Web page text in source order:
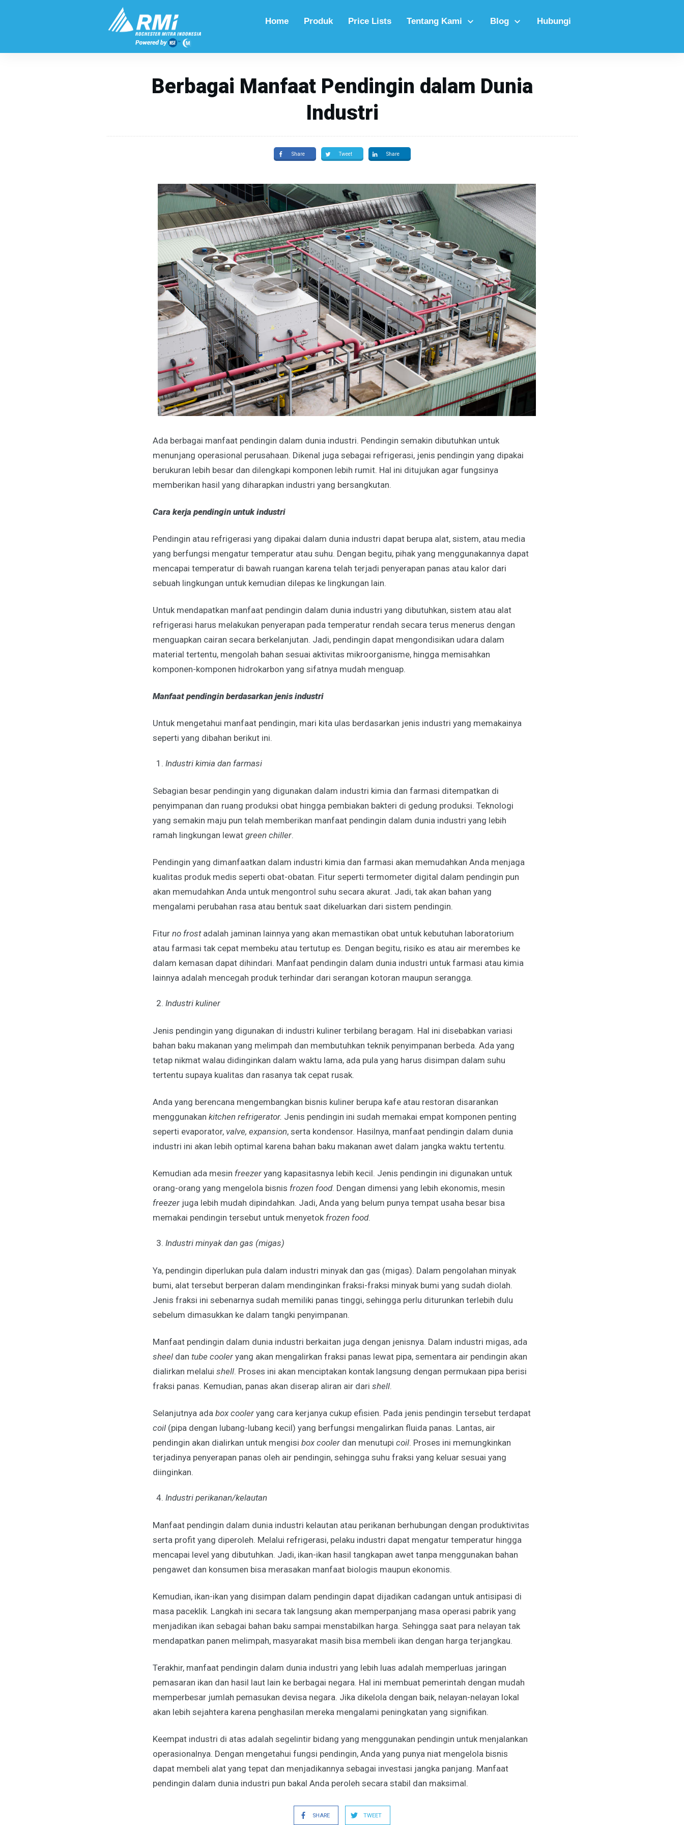
Home Produk Price Lists Tentang Kami Blog Hubungi
Berbagai Manfaat Pendingin dalam Dunia
Industri
Share Tweet Share
Ada berbagai manfaat pendingin dalam dunia industri. Pendingin semakin dibutuhkan untuk
menunjang operasional perusahaan. Dikenal juga sebagai refrigerasi, jenis pendingin yang dipakai
berukuran lebih besar dan dilengkapi komponen lebih rumit. Hal ini ditujukan agar fungsinya
memberikan hasil yang diharapkan industri yang bersangkutan.
Cara kerja pendingin untuk industri
Pendingin atau refrigerasi yang dipakai dalam dunia industri dapat berupa alat, sistem, atau media
yang berfungsi mengatur temperatur atau suhu. Dengan begitu, pihak yang menggunakannya dapat
mencapai temperatur di bawah ruangan karena telah terjadi penyerapan panas atau kalor dari
sebuah lingkungan untuk kemudian dilepas ke lingkungan lain.
Untuk mendapatkan manfaat pendingin dalam dunia industri yang dibutuhkan, sistem atau alat
refrigerasi harus melakukan penyerapan pada temperatur rendah secara terus menerus dengan
menguapkan cairan secara berkelanjutan. Jadi, pendingin dapat mengondisikan udara dalam
material tertentu, mengolah bahan sesuai aktivitas mikroorganisme, hingga memisahkan
komponen-komponen hidrokarbon yang sifatnya mudah menguap.
Manfaat pendingin berdasarkan jenis industri
Untuk mengetahui manfaat pendingin, mari kita ulas berdasarkan jenis industri yang memakainya
seperti yang dibahan berikut ini.
Industri kimia dan farmasi
Sebagian besar pendingin yang digunakan dalam industri kimia dan farmasi ditempatkan di
penyimpanan dan ruang produksi obat hingga pembiakan bakteri di gedung produksi. Teknologi
yang semakin maju pun telah memberikan manfaat pendingin dalam dunia industri yang lebih
ramah lingkungan lewat green chiller.
Pendingin yang dimanfaatkan dalam industri kimia dan farmasi akan memudahkan Anda menjaga
kualitas produk medis seperti obat-obatan. Fitur seperti termometer digital dalam pendingin pun
akan memudahkan Anda untuk mengontrol suhu secara akurat. Jadi, tak akan bahan yang
mengalami perubahan rasa atau bentuk saat dikeluarkan dari sistem pendingin.
Fitur no frost adalah jaminan lainnya yang akan memastikan obat untuk kebutuhan laboratorium
atau farmasi tak cepat membeku atau tertutup es. Dengan begitu, risiko es atau air merembes ke
dalam kemasan dapat dihindari. Manfaat pendingin dalam dunia industri untuk farmasi atau kimia
lainnya adalah mencegah produk terhindar dari serangan kotoran maupun serangga.
Industri kuliner
Jenis pendingin yang digunakan di industri kuliner terbilang beragam. Hal ini disebabkan variasi
bahan baku makanan yang melimpah dan membutuhkan teknik penyimpanan berbeda. Ada yang
tetap nikmat walau didinginkan dalam waktu lama, ada pula yang harus disimpan dalam suhu
tertentu supaya kualitas dan rasanya tak cepat rusak.
Anda yang berencana mengembangkan bisnis kuliner berupa kafe atau restoran disarankan
menggunakan kitchen refrigerator. Jenis pendingin ini sudah memakai empat komponen penting
seperti evaporator, valve, expansion, serta kondensor. Hasilnya, manfaat pendingin dalam dunia
industri ini akan lebih optimal karena bahan baku makanan awet dalam jangka waktu tertentu.
Kemudian ada mesin freezer yang kapasitasnya lebih kecil. Jenis pendingin ini digunakan untuk
orang-orang yang mengelola bisnis frozen food. Dengan dimensi yang lebih ekonomis, mesin
freezer juga lebih mudah dipindahkan. Jadi, Anda yang belum punya tempat usaha besar bisa
memakai pendingin tersebut untuk menyetok frozen food.
Industri minyak dan gas (migas)
Ya, pendingin diperlukan pula dalam industri minyak dan gas (migas). Dalam pengolahan minyak
bumi, alat tersebut berperan dalam mendinginkan fraksi-fraksi minyak bumi yang sudah diolah.
Jenis fraksi ini sebenarnya sudah memiliki panas tinggi, sehingga perlu diturunkan terlebih dulu
sebelum dimasukkan ke dalam tangki penyimpanan.
Manfaat pendingin dalam dunia industri berkaitan juga dengan jenisnya. Dalam industri migas, ada
sheel dan tube cooler yang akan mengalirkan fraksi panas lewat pipa, sementara air pendingin akan
dialirkan melalui shell. Proses ini akan menciptakan kontak langsung dengan permukaan pipa berisi
fraksi panas. Kemudian, panas akan diserap aliran air dari shell.
Selanjutnya ada box cooler yang cara kerjanya cukup efisien. Pada jenis pendingin tersebut terdapat
coil (pipa dengan lubang-lubang kecil) yang berfungsi mengalirkan fluida panas. Lantas, air
pendingin akan dialirkan untuk mengisi box cooler dan menutupi coil. Proses ini memungkinkan
terjadinya penyerapan panas oleh air pendingin, sehingga suhu fraksi yang keluar sesuai yang
diinginkan.
Industri perikanan/kelautan
Manfaat pendingin dalam dunia industri kelautan atau perikanan berhubungan dengan produktivitas
serta profit yang diperoleh. Melalui refrigerasi, pelaku industri dapat mengatur temperatur hingga
mencapai level yang dibutuhkan. Jadi, ikan-ikan hasil tangkapan awet tanpa menggunakan bahan
pengawet dan konsumen bisa merasakan manfaat biologis maupun ekonomis.
Kemudian, ikan-ikan yang disimpan dalam pendingin dapat dijadikan cadangan untuk antisipasi di
masa paceklik. Langkah ini secara tak langsung akan memperpanjang masa operasi pabrik yang
menjadikan ikan sebagai bahan baku sampai menstabilkan harga. Sehingga saat para nelayan tak
mendapatkan panen melimpah, masyarakat masih bisa membeli ikan dengan harga terjangkau.
Terakhir, manfaat pendingin dalam dunia industri yang lebih luas adalah memperluas jaringan
pemasaran ikan dan hasil laut lain ke berbagai negara. Hal ini membuat pemerintah dengan mudah
memperbesar jumlah pemasukan devisa negara. Jika dikelola dengan baik, nelayan-nelayan lokal
akan lebih sejahtera karena penghasilan mereka mengalami peningkatan yang signifikan.
Keempat industri di atas adalah segelintir bidang yang menggunakan pendingin untuk menjalankan
operasionalnya. Dengan mengetahui fungsi pendingin, Anda yang punya niat mengelola bisnis
dapat membeli alat yang tepat dan menjadikannya sebagai investasi jangka panjang. Manfaat
pendingin dalam dunia industri pun bakal Anda peroleh secara stabil dan maksimal.
SHARE TWEET